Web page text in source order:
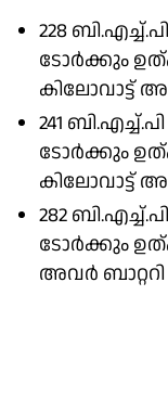
228
ടോര്‍ക്കും
കിലോവാട്ട്
241
ടോര്‍ക്കും
കിലോവാട്ട്
282
ടോര്‍ക്കും
അവര്‍ ബാറ്ററി